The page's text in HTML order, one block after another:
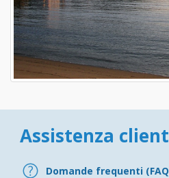
Assistenza
Domande frequenti